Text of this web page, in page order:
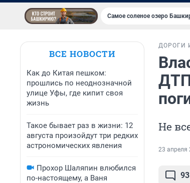
Самое соленое озеро
ВСЕ НОВОСТИ
Как до Китая пешком:
прошлись по неоднозначной
улице Уфы, где кипит своя
жизнь
Такое бывает раз в жизни: 12
августа произойдут три редких
астрономических явления
Прохор Шаляпин влюбился
по-настоящему, а Ваня
ДОРОГИ
Не
23 апреля
93